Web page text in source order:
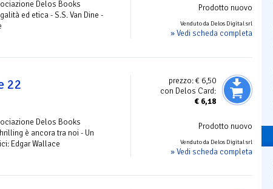
Prodotto nuovo
Venduto da Delos Digital srl
» Vedi scheda completa
Delos Books
ed etica - S.S. Van Dine -
prezzo:€ 6,50
con Delos Card:
€ 6,18
Prodotto nuovo
Venduto da Delos Digital srl
» Vedi scheda completa
22
Delos Books
è ancora tra noi - Un
Edgar Wallace